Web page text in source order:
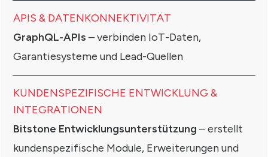
APIS & DATENKONNEKTIVITÄT
GraphQL-APIs – verbinden IoT-Daten,
Garantiesysteme und Lead-Quellen
KUNDENSPEZIFISCHE ENTWICKLUNG &
INTEGRATIONEN
Bitstone Entwicklungsunterstützung – erstellt
kundenspezifische Module, Erweiterungen und